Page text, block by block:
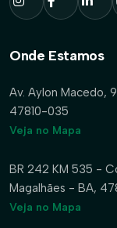
Onde Estamos
Av. Aylon Macedo,
47810-035
Veja no Mapa
BR 242 KM 535 -
Magalhães - BA,
Veja no Mapa